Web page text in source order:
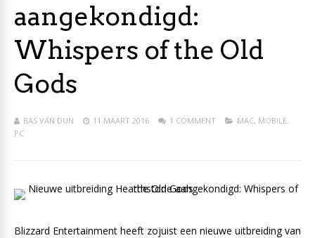
aangekondigd:
Whispers of the Old
Gods
BAS VAN DUN 11 MAART 2016 1 COMMENT MAC, MOBILE,
PC
Blizzard Entertainment heeft zojuist een nieuwe uitbreiding van